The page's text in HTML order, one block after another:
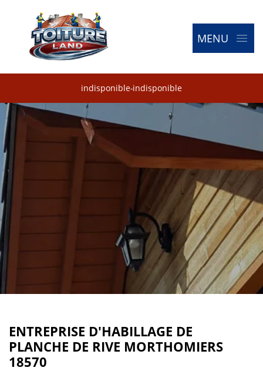
MENU
indisponible-indisponible
ENTREPRISE D'HABILLAGE DE
PLANCHE DE RIVE MORTHOMIERS
18570